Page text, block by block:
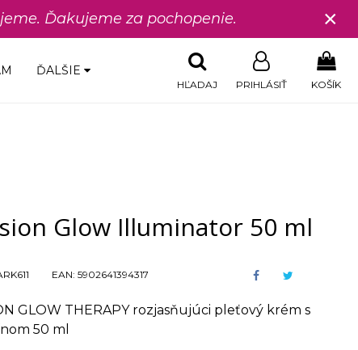
Ďakujeme za pochopenie. ×
ĎALŠIE
KOŠÍK
PRIHLÁSIŤ
HĽADAJ
Glow Illuminator 50 ml
EAN: 5902641394317
GLOW THERAPY rozjasňujúci pleťový krém s
50 ml